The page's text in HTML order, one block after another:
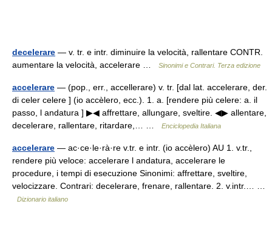
decelerare — v. tr. e intr. diminuire la velocità, rallentare CONTR.
aumentare la velocità, accelerare …
Sinonimi e Contrari. Terza edizione
accelerare — (pop., err., accellerare) v. tr. [dal lat. accelerare, der.
di celer celere ] (io accèlero, ecc.). 1. a. [rendere più celere: a. il
passo, l andatura ] ▶◀ affrettare, allungare, sveltire. ◀▶ allentare,
decelerare, rallentare, ritardare,… …
Enciclopedia Italiana
accelerare — ac·ce·le·rà·re v.tr. e intr. (io accèlero) AU 1. v.tr.,
rendere più veloce: accelerare l andatura, accelerare le
procedure, i tempi di esecuzione Sinonimi: affrettare, sveltire,
velocizzare. Contrari: decelerare, frenare, rallentare. 2. v.intr.… …
Dizionario italiano